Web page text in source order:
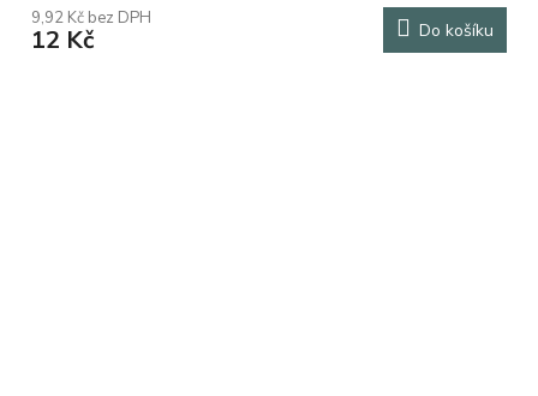
9,92 Kč bez DPH
12 Kč Do košíku